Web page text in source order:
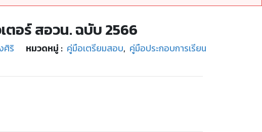
อร์ สอวน. ฉบับ 2566
ศิริ หมวดหมู่ : คู่มือเตรียมสอบ, คู่มือประกอบการเรียน